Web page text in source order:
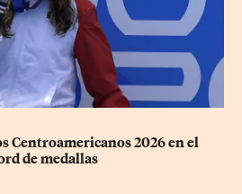
Centroamericanos 2026 en el
de medallas